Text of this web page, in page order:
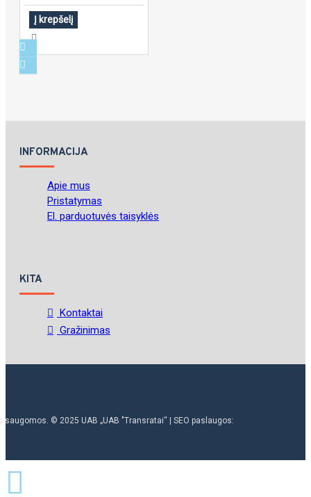
Į krepšelį
INFORMACIJA
Apie mus
Pristatymas
El. parduotuvės taisyklės
KITA
Kontaktai
Gražinimas
saugomos. © 2025 UAB „UAB "Transratai“ | SEO paslaugos: